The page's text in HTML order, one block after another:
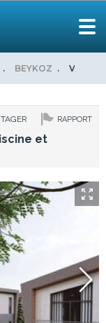
BEYKOZ VILLAS
RAPPORT
et